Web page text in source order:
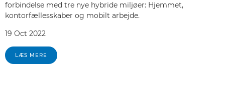
forbindelse med tre nye hybride miljøer: Hjemmet,
kontorfællesskaber og mobilt arbejde.
19 Oct 2022
LÆS MERE